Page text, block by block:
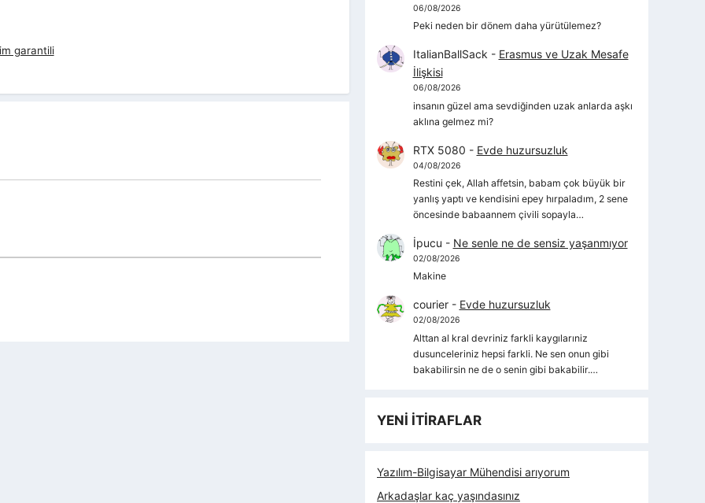
garantili
06/08/2026
Peki neden bir dönem daha yürütülemez?
ItalianBallSack - Erasmus ve Uzak Mesafe
İlişkisi
06/08/2026
insanın güzel ama sevdiğinden uzak anlarda aşkı
aklına gelmez mi?
RTX 5080 - Evde huzursuzluk
04/08/2026
Restini çek, Allah affetsin, babam çok büyük bir
yanlış yaptı ve kendisini epey hırpaladım, 2 sene
öncesinde babaannem çivili sopayla…
İpucu - Ne senle ne de sensiz yaşanmıyor
02/08/2026
Makine
courier- Evde huzursuzluk
02/08/2026
Alttan al kral devriniz farkli kaygılarıniz
dusunceleriniz hepsi farkli. Ne sen onun gibi
bakabilirsin ne de o senin gibi bakabilir.…
YENİ İTİRAFLAR
Yazılım-Bilgisayar Mühendisi arıyorum
Arkadaşlar kaç yaşındasınız